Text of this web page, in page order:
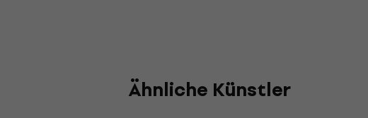
Ähnliche Künstler